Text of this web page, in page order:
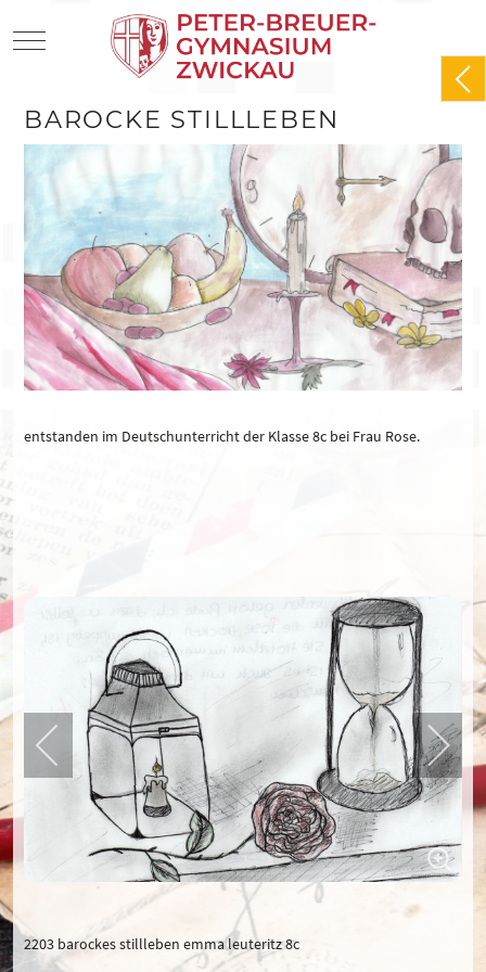
Mobile Menu Toggle
BAROCKE STILLLEBEN
entstanden im Deutschunterricht der Klasse 8c bei Frau Rose.
2203 barockes stillleben emma leuteritz 8c